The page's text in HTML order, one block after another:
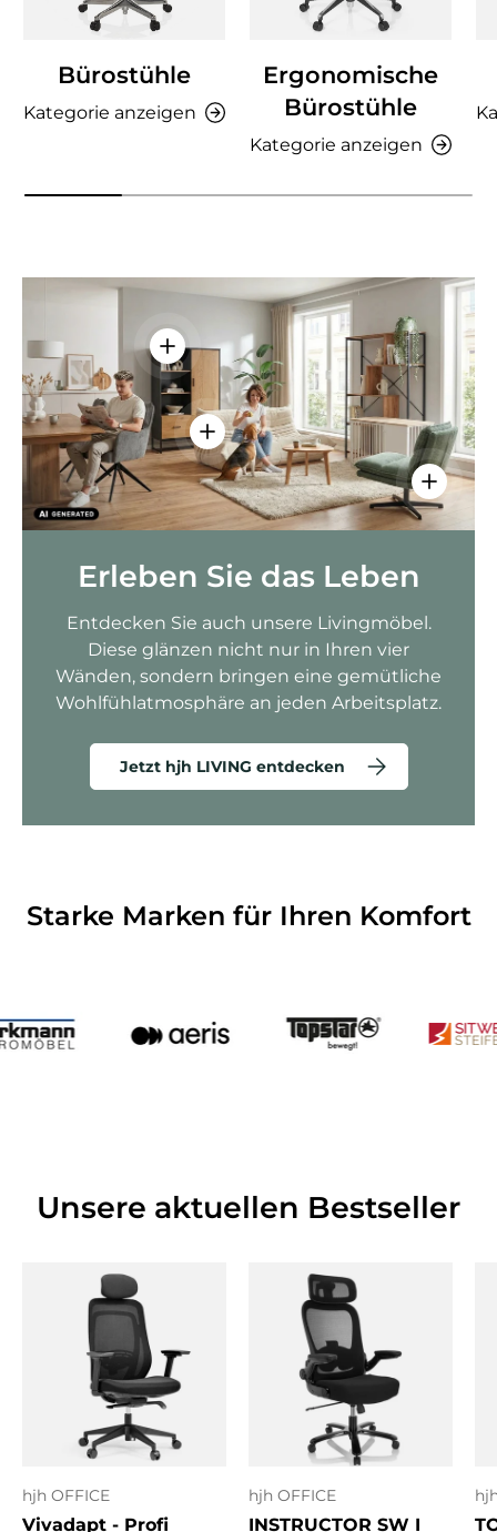
Bürostühle
Kategorie anzeigen
Ergonomische
Bürostühle
Kategorie anzeigen
Einzelheiten anzeigen - AMIO H -
Einzelheiten anzeigen - Sitzolo 2
Erleben Sie das Leben
Entdecken Sie auch unsere Livingmöbel.
Diese glänzen nicht nur in Ihren vier
Wänden, sondern bringen eine gemütliche
Wohlfühlatmosphäre an jeden Arbeitsplatz.
Jetzt hjh LIVING entdecken
Starke Marken für Ihren Komfort
Unsere aktuellen Bestseller
hjh OFFICE
Vivadapt - Profi
hjh OFFICE
INSTRUCTOR SW I